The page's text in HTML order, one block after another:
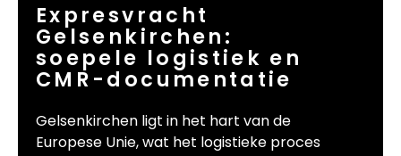
Expresvracht
Gelsenkirchen:
soepele logistiek en
CMR-documentatie
Gelsenkirchen ligt in het hart van de
Europese Unie, wat het logistieke proces